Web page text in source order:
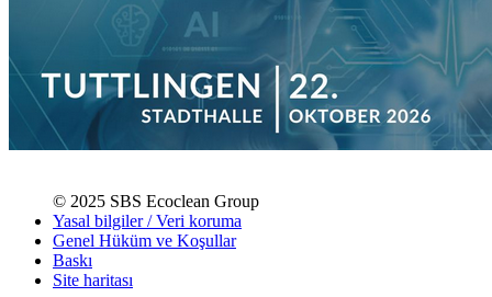
© 2025 SBS Ecoclean Group
Yasal bilgiler / Veri koruma
Genel Hüküm ve Koşullar
Baskı
Site haritası